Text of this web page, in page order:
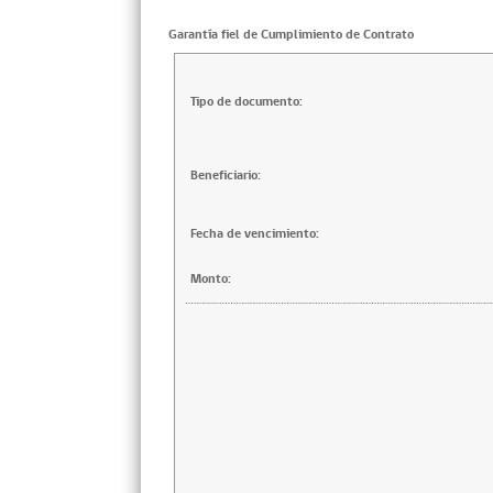
Garantía fiel de Cumplimiento de Contrato
Tipo de documento:
Beneficiario:
Fecha de vencimiento:
Monto: